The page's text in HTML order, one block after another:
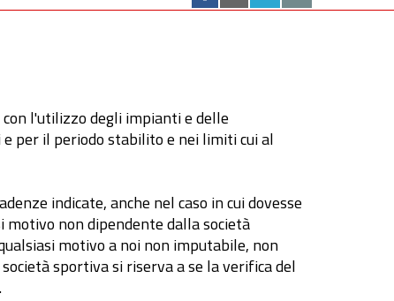
l'utilizzo degli impianti e delle
per il periodo stabilito e nei limiti cui al
indicate, anche nel caso in cui dovesse
non dipendente dalla società
motivo a noi non imputabile, non
sportiva si riserva a se la verifica del